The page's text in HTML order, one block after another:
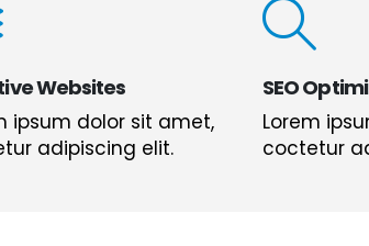
Websites
ipsum dolor sit amet,
adipiscing elit.
SEO
Lorem
coctetur